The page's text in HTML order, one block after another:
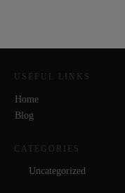
USEFUL LINKS
Home
Blog
CATEGORIES
Uncategorized